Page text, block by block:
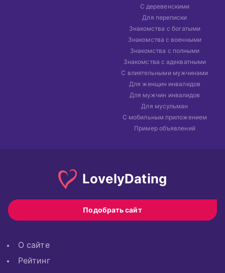
С деревенскими
Для переписки
Знакомства с богатыми
Знакомства с военными
Знакомства с полными
Знакомства с адекватными
С влиятельными мужчинами
Для женщин инвалидов
Для мужчин инвалидов
Для мусульман
С мобильным приложением
Пример объявлений
LovelyDating
Подобрать сайт
О сайте
Рейтинг